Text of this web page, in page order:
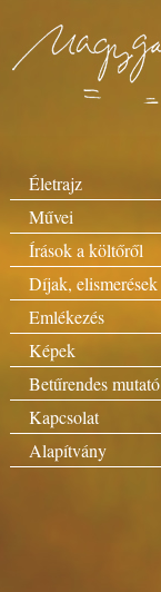
Életrajz
Művei
Írások a költőről
Díjak, elismerések
Emlékezés
Képek
Betűrendes mutató
Kapcsolat
Alapítvány